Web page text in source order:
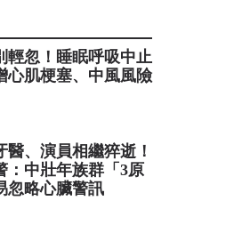
輕忽！睡眠呼吸中止
心肌梗塞、中風風險
醫、演員相繼猝逝！
：中壯年族群「3原
忽略心臟警訊